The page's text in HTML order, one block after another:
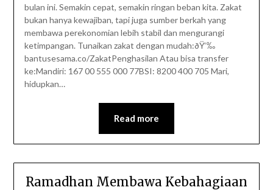
bulan ini. Semakin cepat, semakin ringan beban kita. Zakat
bukan hanya kewajiban, tapi juga sumber berkah yang
membawa perekonomian lebih stabil dan mengurangi
ketimpangan. Tunaikan zakat dengan mudah:ðŸ‘‰
bantusesama.co/ZakatPenghasilan Atau bisa transfer
ke:Mandiri: 167 00 555 000 77BSI: 8200 400 705 Mari,
hidupkan…
Read more
Ramadhan Membawa Kebahagiaan